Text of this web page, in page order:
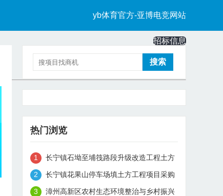
yb体育官方-亚博电竞网站
招标信息
中标信息
热门浏览
长宁镇石坳至埔筏路段升级改造工程土方
工程项目采购测绘服务
长宁镇花果山停车场填土方工程项目采购
测绘服务
漳州高新区农村生态环境整治与乡村振兴